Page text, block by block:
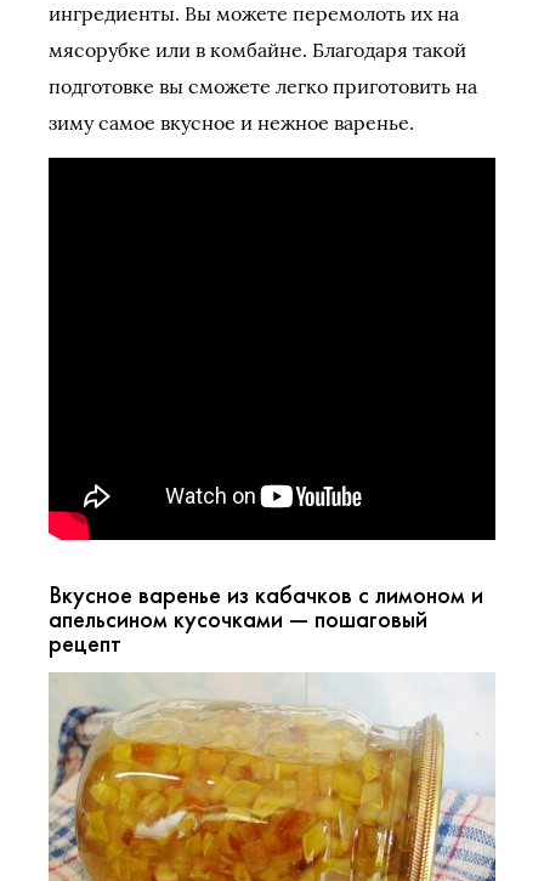
ингредиенты. Вы можете перемолоть их на
мясорубке или в комбайне. Благодаря такой
подготовке вы сможете легко приготовить на
зиму самое вкусное и нежное варенье.
Вкусное варенье из кабачков с лимоном и
апельсином кусочками — пошаговый
рецепт